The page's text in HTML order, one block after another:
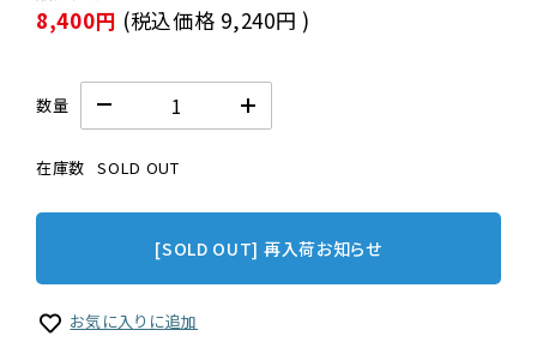
8,400円 (税込価格 9,240円 )
数量
在庫数 SOLD OUT
[SOLD OUT] 再入荷お知らせ
お気に入りに追加